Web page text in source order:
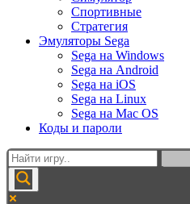
Спортивные
Стратегия
Эмуляторы Sega
Sega на Windows
Sega на Android
Sega на iOS
Sega на Linux
Sega на Mac OS
Коды и пароли